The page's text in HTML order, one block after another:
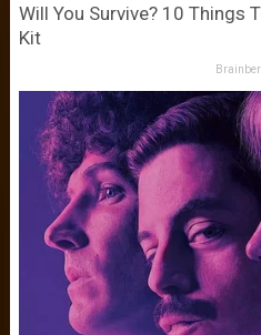
Will You Survive? 10 Things
Kit